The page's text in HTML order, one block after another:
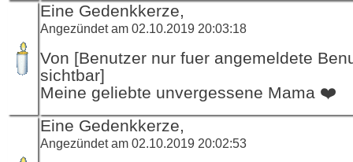
Eine Gedenkkerze,
Angezündet am 02.10.2019 20:03:18
Von [Benutzer nur fuer angemeldete
sichtbar]
Meine geliebte unvergessene Mama ❤️
Eine Gedenkkerze,
Angezündet am 02.10.2019 20:02:53